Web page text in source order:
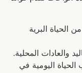
الحياة البرية
والعادات المحلية.
اليومية في